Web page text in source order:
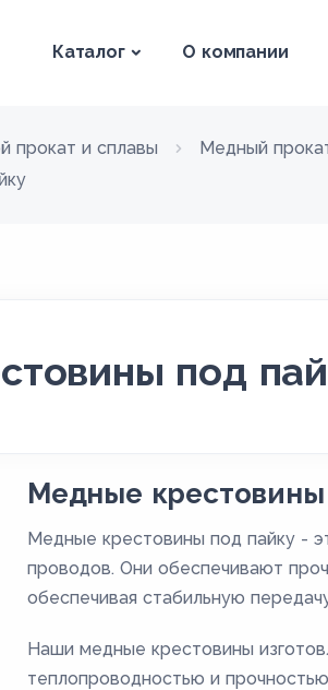
Каталог О компании
прокат и сплавы Медный
под
Медные
Медные крестовины под пайку -
проводов. Они обеспечивают
обеспечивая стабильную
Наши медные крестовины
теплопроводностью и